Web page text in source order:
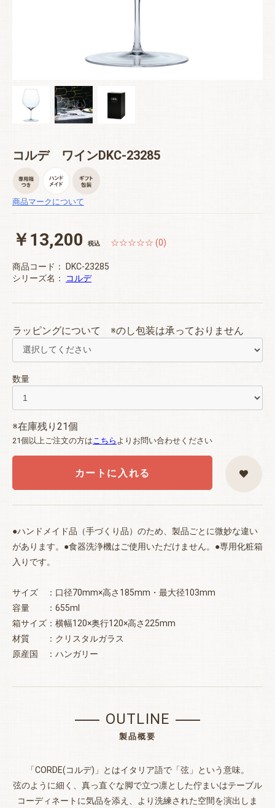
コルデ ワインDKC-23285
商品マークについて
￥13,200 税込 ☆☆☆☆☆ (0)
商品コード：
DKC-23285
シリーズ名：
コルデ
ラッピングについて ※のし包装は承っておりません
数量
※在庫残り21個
21個以上ご注文の方はこちら よりお問い合わせください
カートに入れる
●ハンドメイド品（手づくり品）のため、製品ごとに微妙な違い
があります。●食器洗浄機はご使用いただけません。●専用化粧箱
入りです。
サイズ ：口径70mm×高さ185mm・最大径103mm
容量 ：655ml
箱サイズ：横幅120×奥行120×高さ225mm
材質 ：クリスタルガラス
原産国 ：ハンガリー
OUTLINE
製品概要
「CORDE(コルデ)」とはイタリア語で「弦」という意味。
弦のように細く、真っ直ぐな脚で立つ凛とした佇まいはテーブル
コーディネートに気品を添え、より洗練された空間を演出しま